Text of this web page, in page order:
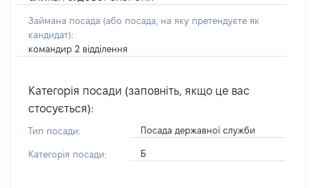
Займана посада (або посада, на яку претендуєте як
кандидат):
командир 2 відділення
Категорія посади (заповніть, якщо це вас
стосується):
Тип посади: Посада державної служби
Категорія посади: Б